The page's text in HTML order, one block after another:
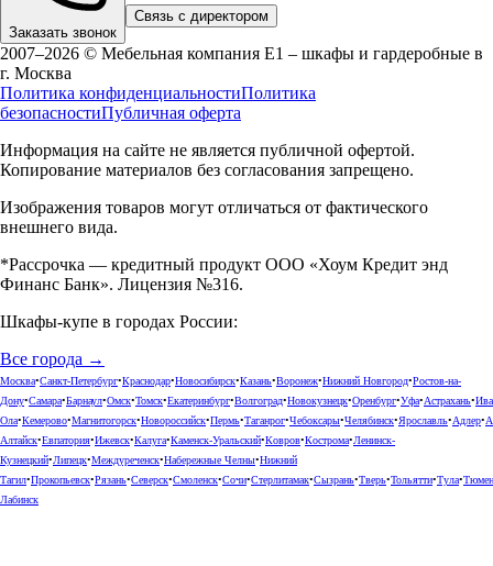
Заказать звонок
Связь с директором
2007–2026 © Мебельная компания Е1 – шкафы и гардеробные в
г. Москва
Политика конфиденциальностиПолитика
безопасностиПубличная оферта
Информация на сайте не является публичной офертой.
Копирование материалов без согласования запрещено.
Изображения товаров могут отличаться от фактического
внешнего вида.
*Рассрочка — кредитный продукт ООО «Хоум Кредит энд
Финанс Банк». Лицензия №316.
Шкафы-купе в городах России:
Все города →
Москва•Санкт-Петербург•Краснодар•Новосибирск•Казань•Воронеж•Нижний Новгород•Ростов-на-
Дону•Самара•Барнаул•Омск•Томск•Екатеринбург•Волгоград•Новокузнецк•Оренбург•Уфа•Астрахань•
Ола•Кемерово•Магнитогорск•Новороссийск•Пермь•Таганрог•Чебоксары•Челябинск•Ярославль•Адлер•
Алтайск•Евпатория•Ижевск•Калуга•Каменск-Уральский•Ковров•Кострома•Ленинск-
Кузнецкий•Липецк•Междуреченск•Набережные Челны•Нижний
Тагил•Прокопьевск•Рязань•Северск•Смоленск•Сочи•Стерлитамак•Сызрань•Тверь•Тольятти•Тула•
Лабинск